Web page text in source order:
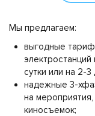
Мы предлагаем:
выгодные
сутки или на 2-
надежные 3-
на
киносъемок;